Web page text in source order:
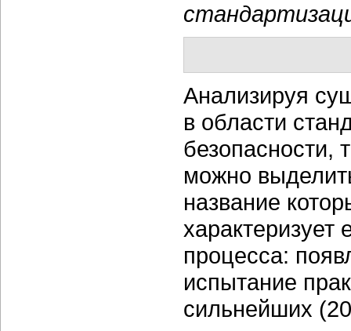
Анализируя
в области
безопасности,
можно
название
характеризует
процесса:
испытание
сильнейших